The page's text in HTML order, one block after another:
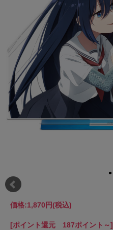
価格:1,870円(税込)
[ポイント還元 187ポイント～]